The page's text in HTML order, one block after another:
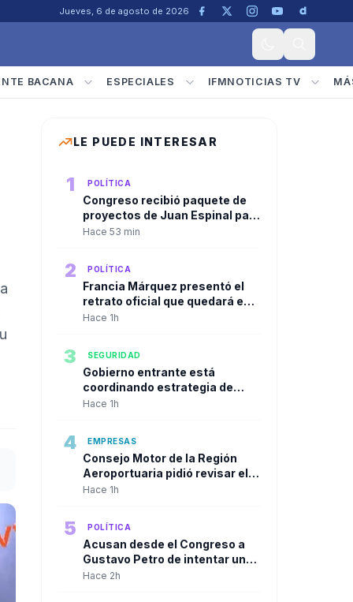
Jueves, 6 de agosto de 2026
BACANA ESPECIALES IFMNOTICIAS TV
LE PUEDE INTERESAR
1 POLÍTICA
Congreso recibió paquete de
proyectos de Juan Espinal para
blindar la seguridad energética
Hace 53 min
2 POLÍTICA
Francia Márquez presentó el
retrato oficial que quedará en
la Casa Vicepresidencial al
Hace 1h
3 SEGURIDAD
Gobierno entrante está
coordinando estrategia de
seguridad urbana con alcaldes
Hace 1h
4 EMPRESAS
Consejo Motor de la Región
Aeroportuaria pidió revisar el
Plan Maestro del José María
aérea del país
Hace 1h
5 POLÍTICA
Acusan desde el Congreso a
Gustavo Petro de intentar un
"Golpe de Estado" en contra de
Hace 2h